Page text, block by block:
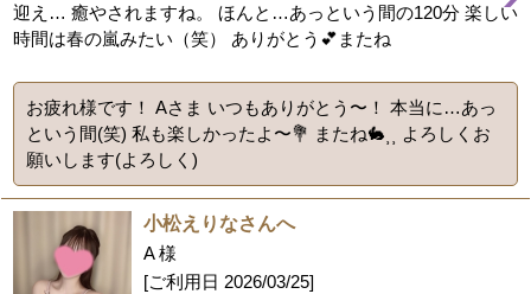
迎え… 癒やされますね。 ほんと…あっという間の120分 楽しい
時間は春の嵐みたい（笑） ありがとう💕またね
お疲れ様です！ Aさま いつもありがとう〜！ 本当に…あっ
という間(笑) 私も楽しかったよ〜💐 またね🐇⸒⸒ よろしくお
願いします(よろしく)
小松えりなさんへ
A 様
[ご利用日 2026/03/25]